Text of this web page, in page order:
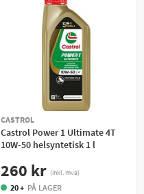
CASTROL
Castrol Power 1 Ultimate 4T
10W-50 helsyntetisk 1 l
260 kr (inkl. mva)
20 + PÅ LAGER